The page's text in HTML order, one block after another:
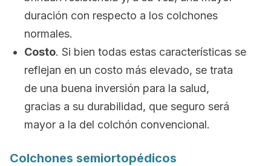
duración con respecto a los colchones
normales.
Costo. Si bien todas estas características se
reflejan en un costo más elevado, se trata
de una buena inversión para la salud,
gracias a su durabilidad, que seguro será
mayor a la del colchón convencional.
Colchones semiortopédicos